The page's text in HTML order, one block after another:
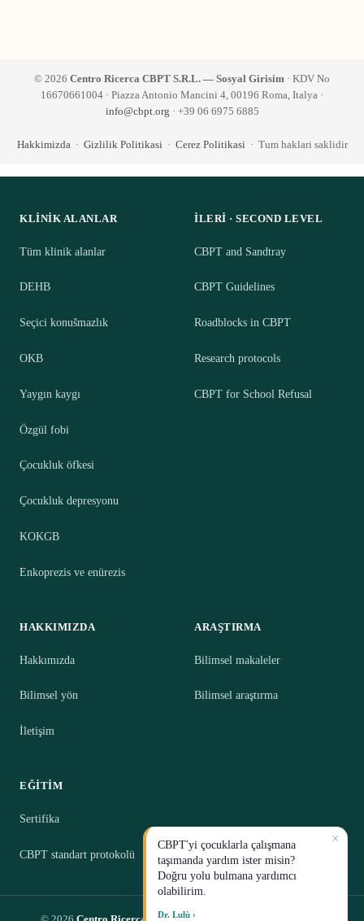
© 2026 Centro Ricerca CBPT S.R.L. — Sosyal Girisim · KDV No
16670661004 · Piazza Antonio Mancini 4, 00196 Roma, Italya ·
info@cbpt.org · +39 06 6975 6885
Hakkimizda · Gizlilik Politikasi · Cerez Politikasi · Tum haklari saklidir
KLINIK ALANLAR
Tüm klinik alanlar
DEHB
Seçici konušmazlık
OKB
Yaygın kaygı
Özgül fobi
Çocukluk öfkesi
Çocukluk depresyonu
KOKGB
Enkoprezis ve enürezis
İLERI · SECOND LEVEL
CBPT and Sandtray
CBPT Guidelines
Roadblocks in CBPT
Research protocols
CBPT for School Refusal
HAKKIMIZDA
Hakkımızda
Bilimsel yön
İletişim
ARAŞTIRMA
Bilimsel makaleler
Bilimsel araştırma
EĞITIM
Sertifika
CBPT standart protokolü
CBPT'yi çocuklarla çalışmana
taşımanda yardım ister misin?
Doğru yolu bulmana yardımcı
olabilirim.
Dr. Lulù ›
×